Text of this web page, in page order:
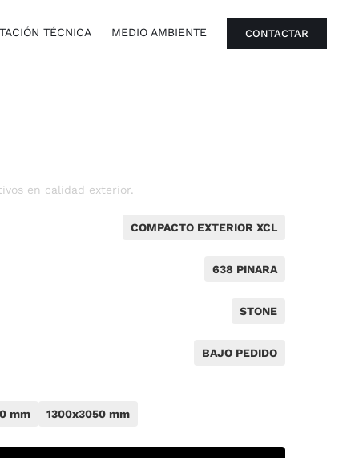
TÉCNICA MEDIO AMBIENTE CONTACTAR
en calidad exterior.
COMPACTO EXTERIOR XCL
638 PINARA
STONE
BAJO PEDIDO
mm 1300x3050 mm